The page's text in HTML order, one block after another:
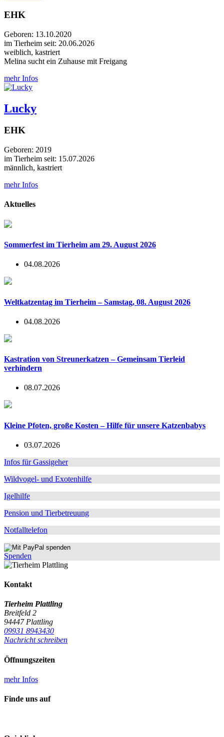
EHK
Geboren: 13.10.2020
im Tierheim seit: 20.06.2026
weiblich, kastriert
Melina sucht ein Zuhause mit Freigang
mehr Infos
Lucky
EHK
Geboren: 2019
im Tierheim seit: 15.07.2026
männlich, kastriert
mehr Infos
Aktuelles
Sommerfest im Tierheim am 29. August 2026
04.08.2026
Weltkatzentag im Tierheim – Samstag, 08. August 2026
04.08.2026
Kastration von Streunerkatzen – Gemeinsam Tierleid
verhindern
08.07.2026
Kleine Pfoten, große Kosten – Hilfe für unsere Katzenbabys
03.07.2026
Infos für Gassigeher
Wildvogel- und Exotenhilfe
Igelhilfe
Pension und Tierbetreuung
Notfalltelefon
Spenden
Kontakt
Tierheim Plattling
Breitfeld 2
94447 Plattling
09931 8943430
Nachricht schreiben
Öffnungszeiten
mehr Infos
Finde uns auf